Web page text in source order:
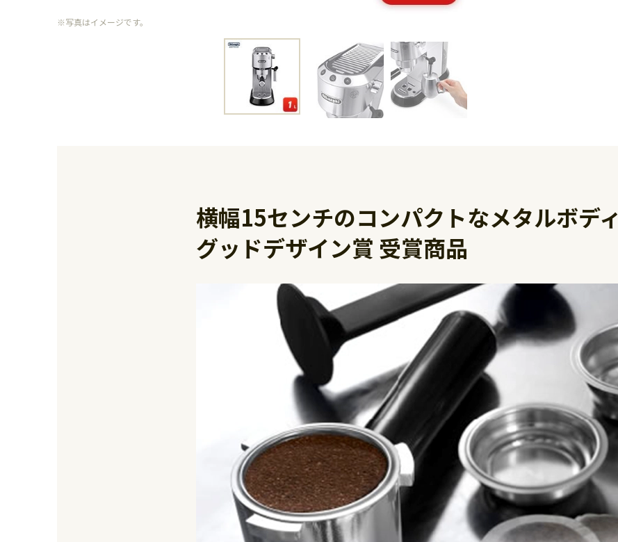
※写真はイメージです。
横幅15センチのコンパクトなメタルボディ
グッドデザイン賞 受賞商品